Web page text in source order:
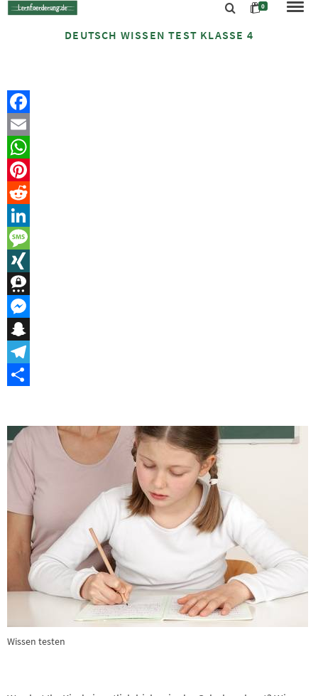
0
DEUTSCH WISSEN TEST KLASSE 4
Facebook
Email
WhatsApp
Pinterest
Reddit
LinkedIn
Message
XING
Threema
Messenger
Snapchat
Telegram
Wissen testen